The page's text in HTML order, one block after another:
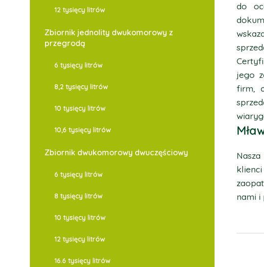
do
jego
firm,
nami i
12 tysięcy litrów
Zbiornik jednolity dwukomorowy z
przegrodą
6 tysięcy litrów
8,2 tysięcy litrów
10 tysięcy litrów
10,6 tysięcy litrów
Zbiornik dwukomorowy dwuczęściowy
6 tysięcy litrów
8 tysięcy litrów
10 tysięcy litrów
12 tysięcy litrów
16.6 tysięcy litrów